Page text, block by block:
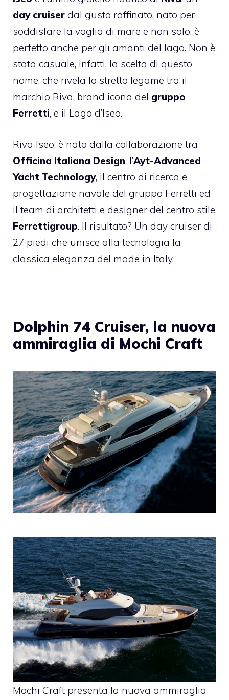
day cruiser dal gusto raffinato, nato per
soddisfare la voglia di mare e non solo, è
perfetto anche per gli amanti del lago. Non è
stata casuale, infatti, la scelta di questo
nome, che rivela lo stretto legame tra il
marchio Riva, brand icona del gruppo
Ferretti, e il Lago d’Iseo.
Riva Iseo, è nato dalla collaborazione tra
Officina Italiana Design, l’Ayt-Advanced
Yacht Technology, il centro di ricerca e
progettazione navale del gruppo Ferretti ed
il team di architetti e designer del centro stile
Ferrettigroup. Il risultato? Un day cruiser di
27 piedi che unisce alla tecnologia la
classica eleganza del made in Italy.
Dolphin 74 Cruiser, la nuova
ammiraglia di Mochi Craft
Mochi Craft presenta la nuova ammiraglia